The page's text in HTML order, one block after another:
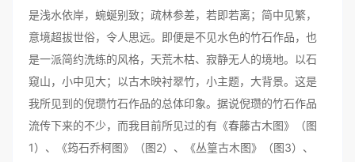
是浅水依岸，蜿蜒别致；疏林参差，若即若离；简中见繁，
意境超拔世俗，令人思远。即便是不见水色的竹石作品，也
是一派简约洗练的风格，天荒木枯、寂静无人的境地。以石
窥山，小中见大；以古木映衬翠竹，小主题，大背景。这是
我所见到的倪瓒竹石作品的总体印象。据说倪瓒的竹石作品
流传下来的不少，而我目前所见过的有《春藤古木图》（图
1）、《筠石乔柯图》（图2）、《丛篁古木图》（图3）、